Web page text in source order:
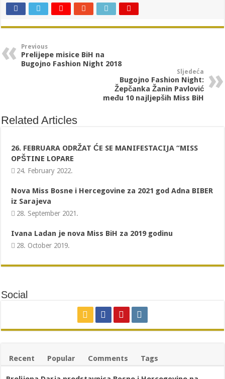
Previous
Prelijepe misice BiH na
Bugojno Fashion Night 2018
Sljedeća
Bugojno Fashion Night:
Žepčanka Žanin Pavlović
među 10 najljepših Miss BiH
Related Articles
26. FEBRUARA ODRŽAT ĆE SE MANIFESTACIJA “MISS
OPŠTINE LOPARE
24. February 2022.
Nova Miss Bosne i Hercegovine za 2021 god Adna BIBER
iz Sarajeva
28. September 2021.
Ivana Ladan je nova Miss BiH za 2019 godinu
28. October 2019.
Social
Recent Popular Comments Tags